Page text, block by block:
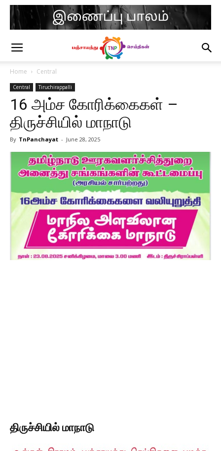
Home Central
Central Tiruchirappalli
16 அம்ச கோரிக்கைகள் –
திருச்சியில் மாநாடு
By TnPanchayat - June 28, 2025
திருச்சியில் மாநாடு